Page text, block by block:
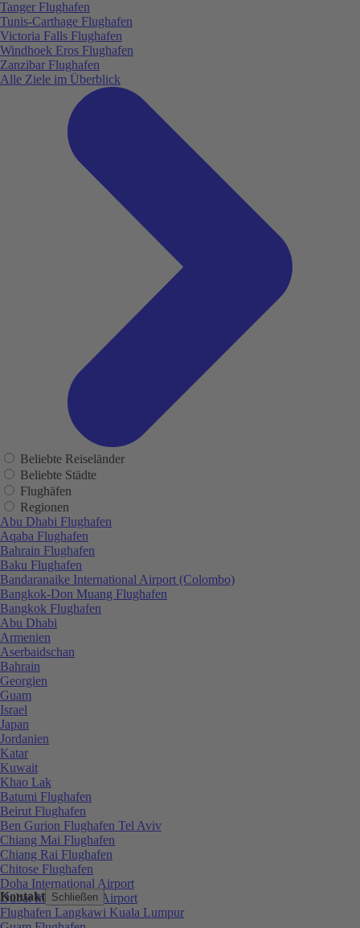
Kontakt Schließen
Tanger Flughafen
Tunis-Carthage Flughafen
Victoria Falls Flughafen
Windhoek Eros Flughafen
Zanzibar Flughafen
Alle Ziele im Überblick
Beliebte Reiseländer
Beliebte Städte
Flughäfen
Regionen
Abu Dhabi Flughafen
Aqaba Flughafen
Bahrain Flughafen
Baku Flughafen
Bandaranaike International Airport (Colombo)
Bangkok-Don Muang Flughafen
Bangkok Flughafen
Abu Dhabi
Armenien
Aserbaidschan
Bahrain
Georgien
Guam
Israel
Japan
Jordanien
Katar
Kuwait
Khao Lak
Batumi Flughafen
Beirut Flughafen
Ben Gurion Flughafen Tel Aviv
Chiang Mai Flughafen
Chiang Rai Flughafen
Chitose Flughafen
Doha International Airport
Dubai International Airport
Flughafen Langkawi Kuala Lumpur